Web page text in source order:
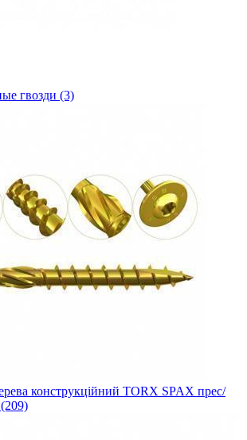
гвозди (3)
конструкційний TORX SPAX прес/